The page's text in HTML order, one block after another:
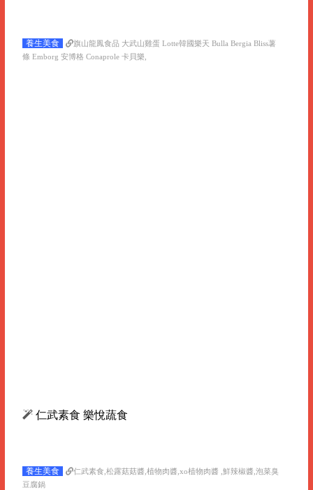
養生美食
旗山龍鳳食品 大武山雞蛋 Lotte韓國樂天 Bulla Bergia Bliss薯
條 Emborg 安博格 Conaprole 卡貝樂,
仁武素食 樂悅蔬食
養生美食
仁武素食,松露菇菇醬,植物肉醬,xo植物肉醬 ,鮮辣椒醬,泡菜臭
豆腐鍋